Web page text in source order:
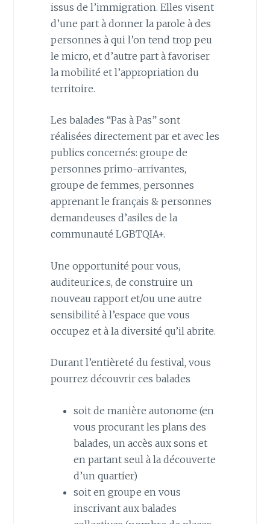
issus de l’immigration. Elles visent
d’une part à donner la parole à des
personnes à qui l’on tend trop peu
le micro, et d’autre part à favoriser
la mobilité et l’appropriation du
territoire.
Les balades “Pas à Pas” sont
réalisées directement par et avec les
publics concernés: groupe de
personnes primo-arrivantes,
groupe de femmes, personnes
apprenant le français & personnes
demandeuses d’asiles de la
communauté LGBTQIA+.
Une opportunité pour vous,
auditeur.ice.s, de construire un
nouveau rapport et/ou une autre
sensibilité à l’espace que vous
occupez et à la diversité qu’il abrite.
Durant l’entièreté du festival, vous
pourrez découvrir ces balades
soit de manière autonome (en
vous procurant les plans des
balades, un accès aux sons et
en partant seul à la découverte
d’un quartier)
soit en groupe en vous
inscrivant aux balades